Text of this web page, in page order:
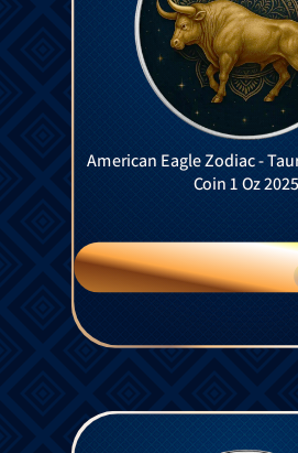
American Eagle Zodiac -
Coin 1 Oz 2025